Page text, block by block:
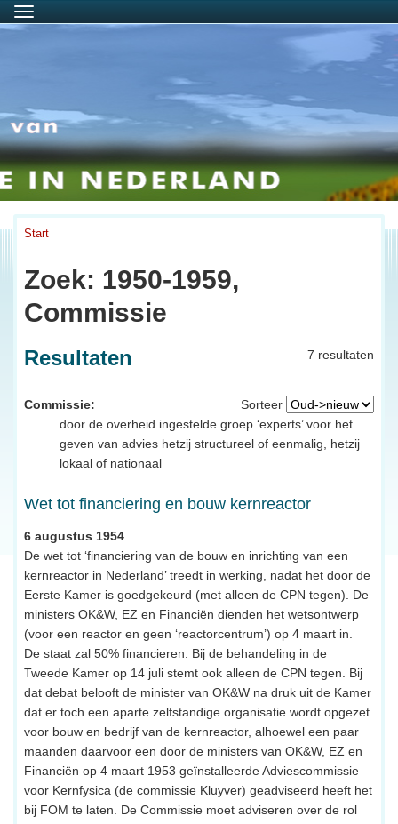
Menu
Start
Zoek: 1950-1959,
Commissie
7 resultaten
Resultaten
Sorteer
Commissie:
door de overheid ingestelde groep ‘experts’ voor het
geven van advies hetzij structureel of eenmalig, hetzij
lokaal of nationaal
Wet tot financiering en bouw kernreactor
6 augustus 1954
De wet tot ‘financiering van de bouw en inrichting van een
kernreactor in Nederland’ treedt in werking, nadat het door de
Eerste Kamer is goedgekeurd (met alleen de CPN tegen). De
ministers OK&W, EZ en Financiën dienden het wetsontwerp
(voor een reactor en geen ‘reactorcentrum’) op 4 maart in.
De staat zal 50% financieren. Bij de behandeling in de
Tweede Kamer op 14 juli stemt ook alleen de CPN tegen. Bij
dat debat belooft de minister van OK&W na druk uit de Kamer
dat er toch een aparte zelfstandige organisatie wordt opgezet
voor bouw en bedrijf van de kernreactor, alhoewel een paar
maanden daarvoor een door de ministers van OK&W, EZ en
Financiën op 4 maart 1953 geïnstalleerde Adviescommissie
voor Kernfysica (de commissie Kluyver) geadviseerd heeft het
bij FOM te laten. De Commissie moet adviseren over de rol